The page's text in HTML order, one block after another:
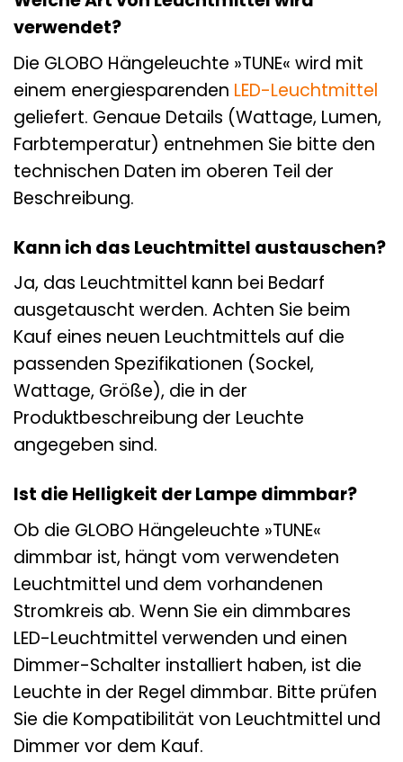
verwendet?
Die GLOBO Hängeleuchte »TUNE« wird mit
einem energiesparenden LED-Leuchtmittel
geliefert. Genaue Details (Wattage, Lumen,
Farbtemperatur) entnehmen Sie bitte den
technischen Daten im oberen Teil der
Beschreibung.
Kann ich das Leuchtmittel austauschen?
Ja, das Leuchtmittel kann bei Bedarf
ausgetauscht werden. Achten Sie beim
Kauf eines neuen Leuchtmittels auf die
passenden Spezifikationen (Sockel,
Wattage, Größe), die in der
Produktbeschreibung der Leuchte
angegeben sind.
Ist die Helligkeit der Lampe dimmbar?
Ob die GLOBO Hängeleuchte »TUNE«
dimmbar ist, hängt vom verwendeten
Leuchtmittel und dem vorhandenen
Stromkreis ab. Wenn Sie ein dimmbares
LED-Leuchtmittel verwenden und einen
Dimmer-Schalter installiert haben, ist die
Leuchte in der Regel dimmbar. Bitte prüfen
Sie die Kompatibilität von Leuchtmittel und
Dimmer vor dem Kauf.